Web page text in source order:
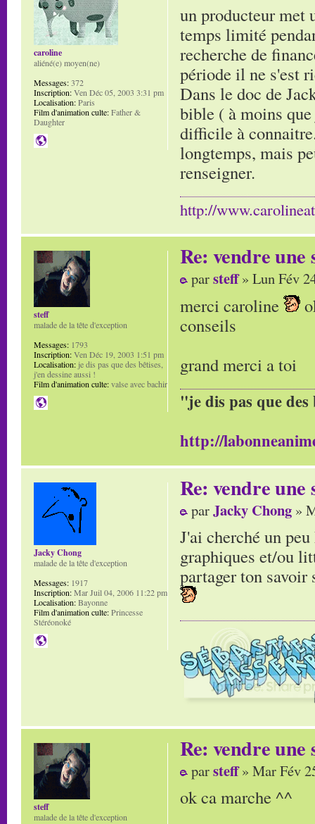
un producteur met
temps limité
recherche de
période il ne s'est
Dans le doc de
bible ( à moins
difficile à
longtemps, mais
renseigner.
http://
caroline
aliéné(e) moyen(ne)
Messages:372
Inscription:Ven Déc 05, 2003 3:31 pm
Localisation:Paris
Film d'animation culte:Father &
Daughter
Re: vendre une
parsteff» Lun Fév
merci caroline
conseils
grand merci a toi
"je dis pas que
http://
steff
malade de la tête d'exception
Messages: 1793
Inscription:Ven Déc 19, 2003 1:51 pm
Localisation: je dis pas que des bêtises,
j'en dessine aussi !
Film d'animation culte:valse avec bachir
Re: vendre une
parJacky Chong »
J'ai cherché un
graphiques et/ou
partager ton savoir
Jacky Chong
malade de la tête d'exception
Messages: 1917
Inscription:Mar Juil 04, 2006 11:22 pm
Localisation:Bayonne
Film d'animation culte:Princesse
Stéréonoké
Re: vendre une
parsteff» Mar Fév
ok ca marche ^^
steff
malade de la tête d'exception